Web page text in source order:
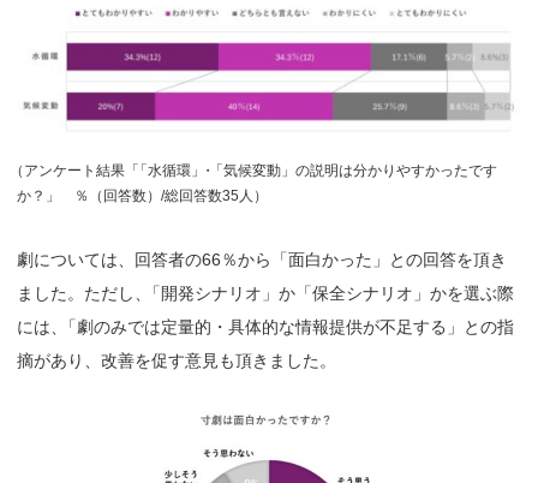
（ アンケート結果 「「水循環 」 ・「気候変動」の説明は分かりやすかったです
か？」 ％（回答数）/総回答数35人）
劇については、回答者の66％から「面白かった」との回答を頂き
ました。ただし
「開発シナリオ」か「保全シナリオ」かを選ぶ際
には
「劇のみでは定量的・具体的な情報提供が不足する」との指
摘があり、改善を促す意見も頂きました。